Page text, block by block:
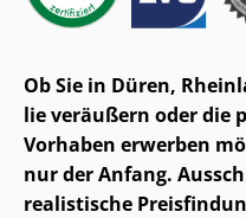
Ob Sie in Düren,
lie veräußern oder die
Vorhaben erwerben
nur der Anfang.
realistische